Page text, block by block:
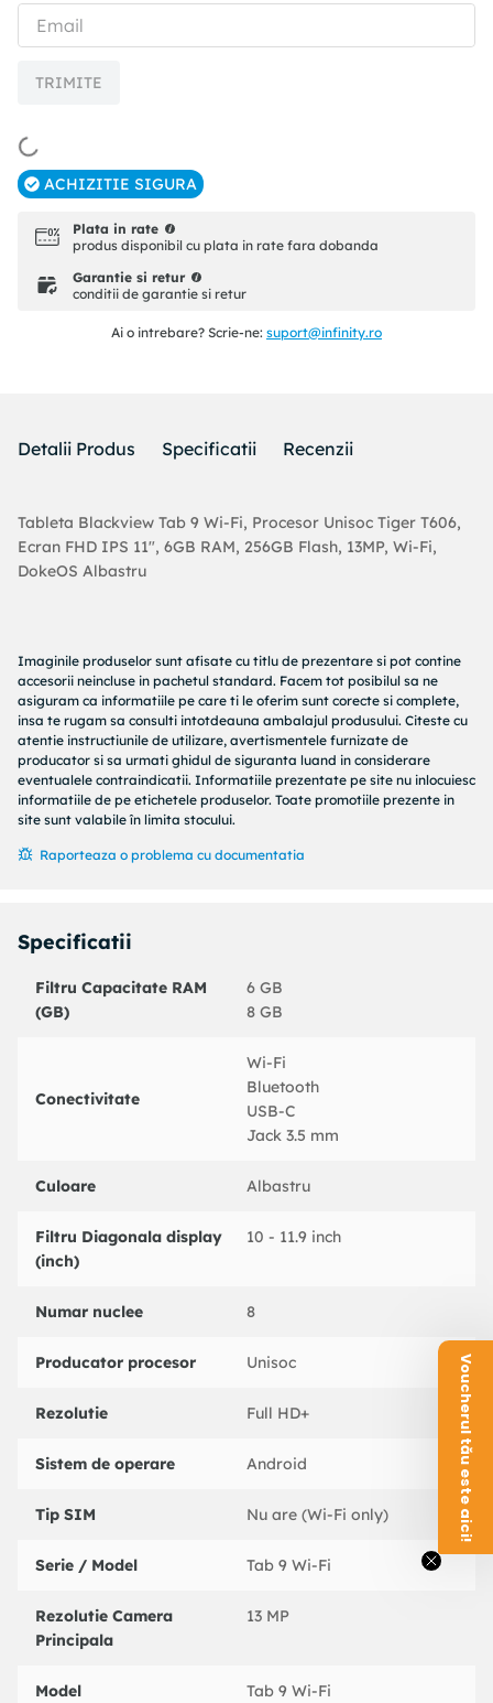
TRIMITE
ACHIZITIE SIGURA
Plata in rate
produs disponibil cu plata in rate fara dobanda
Garantie si retur
conditii de garantie si retur
Ai o intrebare? Scrie-ne: suport@infinity.ro
Detalii Produs Specificatii Recenzii
Tableta Blackview Tab 9 Wi-Fi, Procesor Unisoc Tiger T606,
Ecran FHD IPS 11", 6GB RAM, 256GB Flash, 13MP, Wi-Fi,
DokeOS Albastru
Imaginile produselor sunt afisate cu titlu de prezentare si pot contine
accesorii neincluse in pachetul standard. Facem tot posibilul sa ne
asiguram ca informatiile pe care ti le oferim sunt corecte si complete,
insa te rugam sa consulti intotdeauna ambalajul produsului. Citeste cu
atentie instructiunile de utilizare, avertismentele furnizate de
producator si sa urmati ghidul de siguranta luand in considerare
eventualele contraindicatii. Informatiile prezentate pe site nu inlocuiesc
informatiile de pe etichetele produselor. Toate promotiile prezente in
site sunt valabile în limita stocului.
Raporteaza o problema cu documentatia
Specificatii
Filtru Capacitate RAM
(GB)
6 GB
8 GB
Conectivitate
Wi-Fi
Bluetooth
USB-C
Jack 3.5 mm
Culoare Albastru
Filtru Diagonala display
(inch)
10 - 11.9 inch
Numar nuclee 8
Producator procesor Unisoc
Rezolutie Full HD+
Sistem de operare Android
Tip SIM Nu are (Wi-Fi only)
Serie / Model Tab 9 Wi-Fi
Rezolutie Camera
Principala
13 MP
Model Tab 9 Wi-Fi
Voucherul tău este aici!